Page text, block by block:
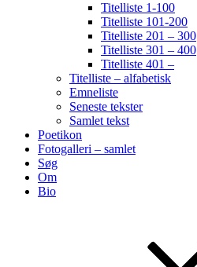
Titelliste 1-100
Titelliste 101-200
Titelliste 201 – 300
Titelliste 301 – 400
Titelliste 401 –
Titelliste – alfabetisk
Emneliste
Seneste tekster
Samlet tekst
Poetikon
Fotogalleri – samlet
Søg
Om
Bio